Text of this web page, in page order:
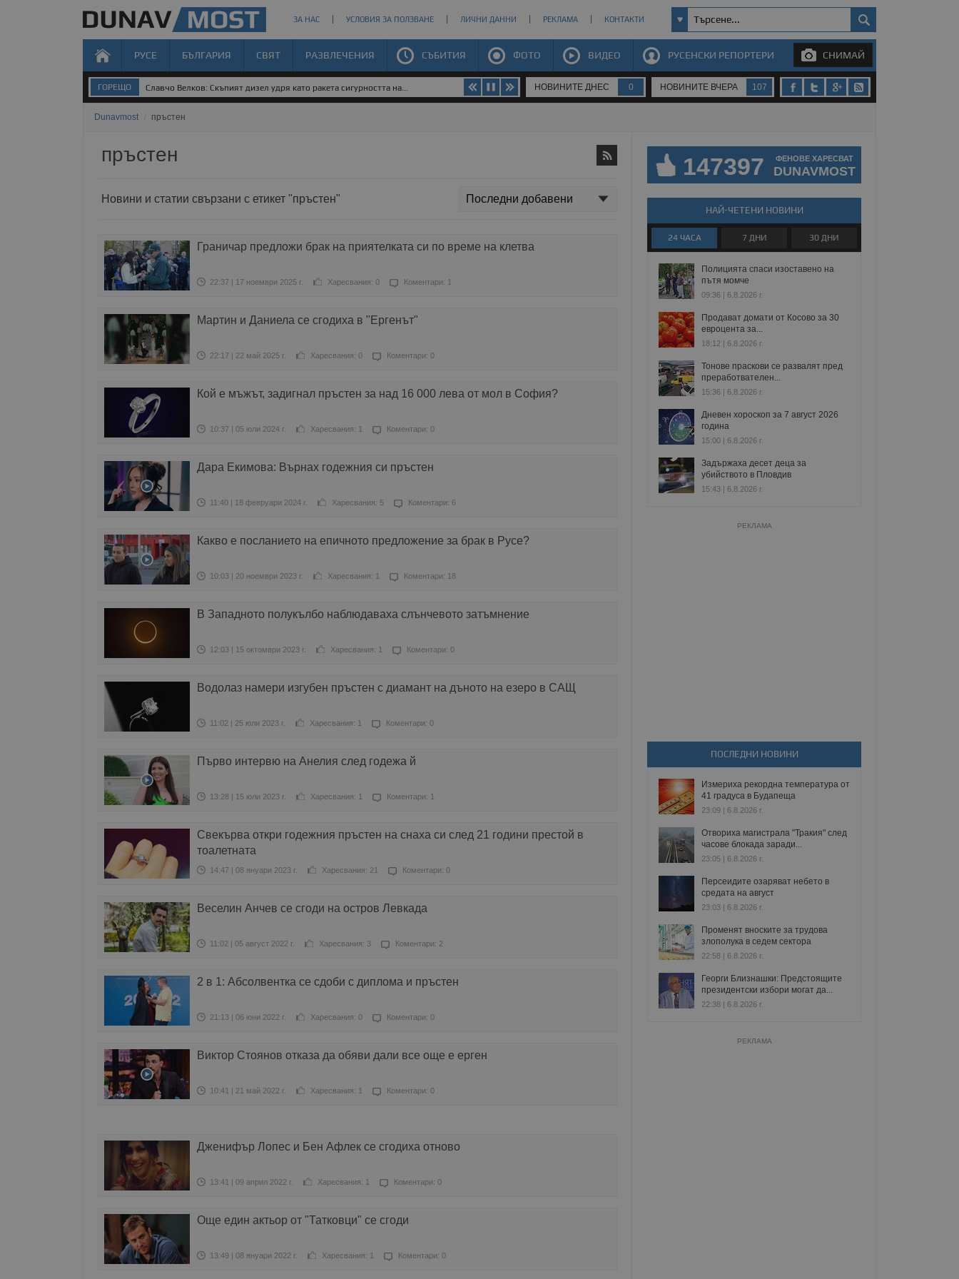
ЗА НАС УСЛОВИЯ ЗА ПОЛЗВАНЕ ЛИЧНИ ДАННИ РЕКЛАМА КОНТАКТИ
РУСЕ БЪЛГАРИЯ СВЯТ РАЗВЛЕЧЕНИЯ СЪБИТИЯ ФОТО ВИДЕО РУСЕНСКИ РЕПОРТЕРИ СНИМАЙ
ГОРЕЩО Славчо Велков: Скъпият дизел удря като ракета сигурността на... НОВИНИТЕ ДНЕС 0 НОВИНИТЕ ВЧЕРА 107
Dunavmost пръстен
пръстен
Новини и статии свързани с етикет "пръстен"
Граничар предложи брак на приятелката си по време на клетва
22:37 | 17 ноември 2025 г. Харесвания: 0 Коментари: 1
Мартин и Даниела се сгодиха в "Ергенът"
22:17 | 22 май 2025 г. Харесвания: 0 Коментари: 0
Кой е мъжът, задигнал пръстен за над 16 000 лева от мол в София?
10:37 | 05 юли 2024 г. Харесвания: 1 Коментари: 0
Дара Екимова: Върнах годежния си пръстен
11:40 | 18 февруари 2024 г. Харесвания: 5 Коментари: 6
Какво е посланието на епичното предложение за брак в Русе?
10:03 | 20 ноември 2023 г. Харесвания: 1 Коментари: 18
В Западното полукълбо наблюдаваха слънчевото затъмнение
12:03 | 15 октомври 2023 г. Харесвания: 1 Коментари: 0
Водолаз намери изгубен пръстен с диамант на дъното на езеро в САЩ
11:02 | 25 юли 2023 г. Харесвания: 1 Коментари: 0
Първо интервю на Анелия след годежа й
13:28 | 15 юли 2023 г. Харесвания: 1 Коментари: 1
Свекърва откри годежния пръстен на снаха си след 21 години престой в
тоалетната
14:47 | 08 януари 2023 г. Харесвания: 21 Коментари: 0
Веселин Анчев се сгоди на остров Левкада
11:02 | 05 август 2022 г. Харесвания: 3 Коментари: 2
2 в 1: Абсолвентка се сдоби с диплома и пръстен
21:13 | 06 юни 2022 г. Харесвания: 0 Коментари: 0
Виктор Стоянов отказа да обяви дали все още е ерген
10:41 | 21 май 2022 г. Харесвания: 1 Коментари: 0
Дженифър Лопес и Бен Афлек се сгодиха отново
13:41 | 09 април 2022 г. Харесвания: 1 Коментари: 0
Още един актьор от "Татковци" се сгоди
13:49 | 08 януари 2022 г. Харесвания: 1 Коментари: 0
147397 ФЕНОВЕ ХАРЕСВАТ
DUNAVMOST
НАЙ-ЧЕТЕНИ НОВИНИ
24 ЧАСА 7 ДНИ 30 ДНИ
Полицията спаси изоставено на
пътя момче
09:36 | 6.8.2026 г.
Продават домати от Косово за 30
евроцента за...
18:12 | 6.8.2026 г.
Тонове праскови се развалят пред
преработвателен...
15:36 | 6.8.2026 г.
Дневен хороскоп за 7 август 2026
година
15:00 | 6.8.2026 г.
Задържаха десет деца за
убийството в Пловдив
15:43 | 6.8.2026 г.
РЕКЛАМА
ПОСЛЕДНИ НОВИНИ
Измериха рекордна температура от
41 градуса в Будапеща
23:09 | 6.8.2026 г.
Отвориха магистрала "Тракия" след
часове блокада заради...
23:05 | 6.8.2026 г.
Персеидите озаряват небето в
средата на август
23:03 | 6.8.2026 г.
Променят вноските за трудова
злополука в седем сектора
22:58 | 6.8.2026 г.
Георги Близнашки: Предстоящите
президентски избори могат да...
22:38 | 6.8.2026 г.
РЕКЛАМА